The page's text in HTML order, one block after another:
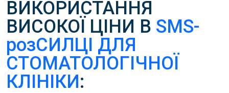
ВИКОРИСТАННЯ
ВИСОКОЇ ЦІНИ В SMS-
розСИЛЦІ ДЛЯ
СТОМАТОЛОГІЧНОЇ
КЛІНІКИ: